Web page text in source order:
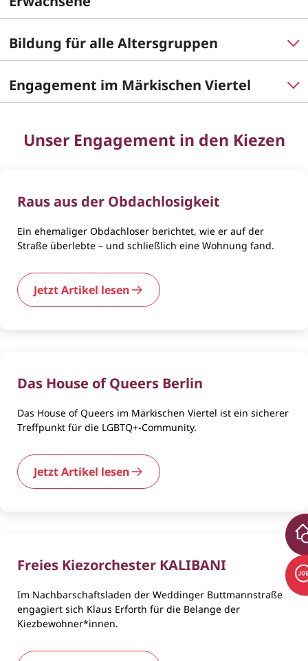
Bildung für alle Altersgruppen
Engagement im Märkischen Viertel
Unser Engagement in den Kiezen
Raus aus der Obdachlosigkeit
Ein ehemaliger Obdachloser berichtet, wie er auf der
Straße überlebte – und schließlich eine Wohnung fand.
Jetzt Artikel lesen
Das House of Queers Berlin
Das House of Queers im Märkischen Viertel ist ein sicherer
Treffpunkt für die LGBTQ+-Community.
Jetzt Artikel lesen
Freies Kiezorchester KALIBANI
Im Nachbarschaftsladen der Weddinger Buttmannstraße
engagiert sich Klaus Erforth für die Belange der
Kiezbewohner*innen.